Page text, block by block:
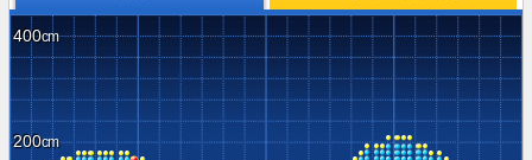
400
200